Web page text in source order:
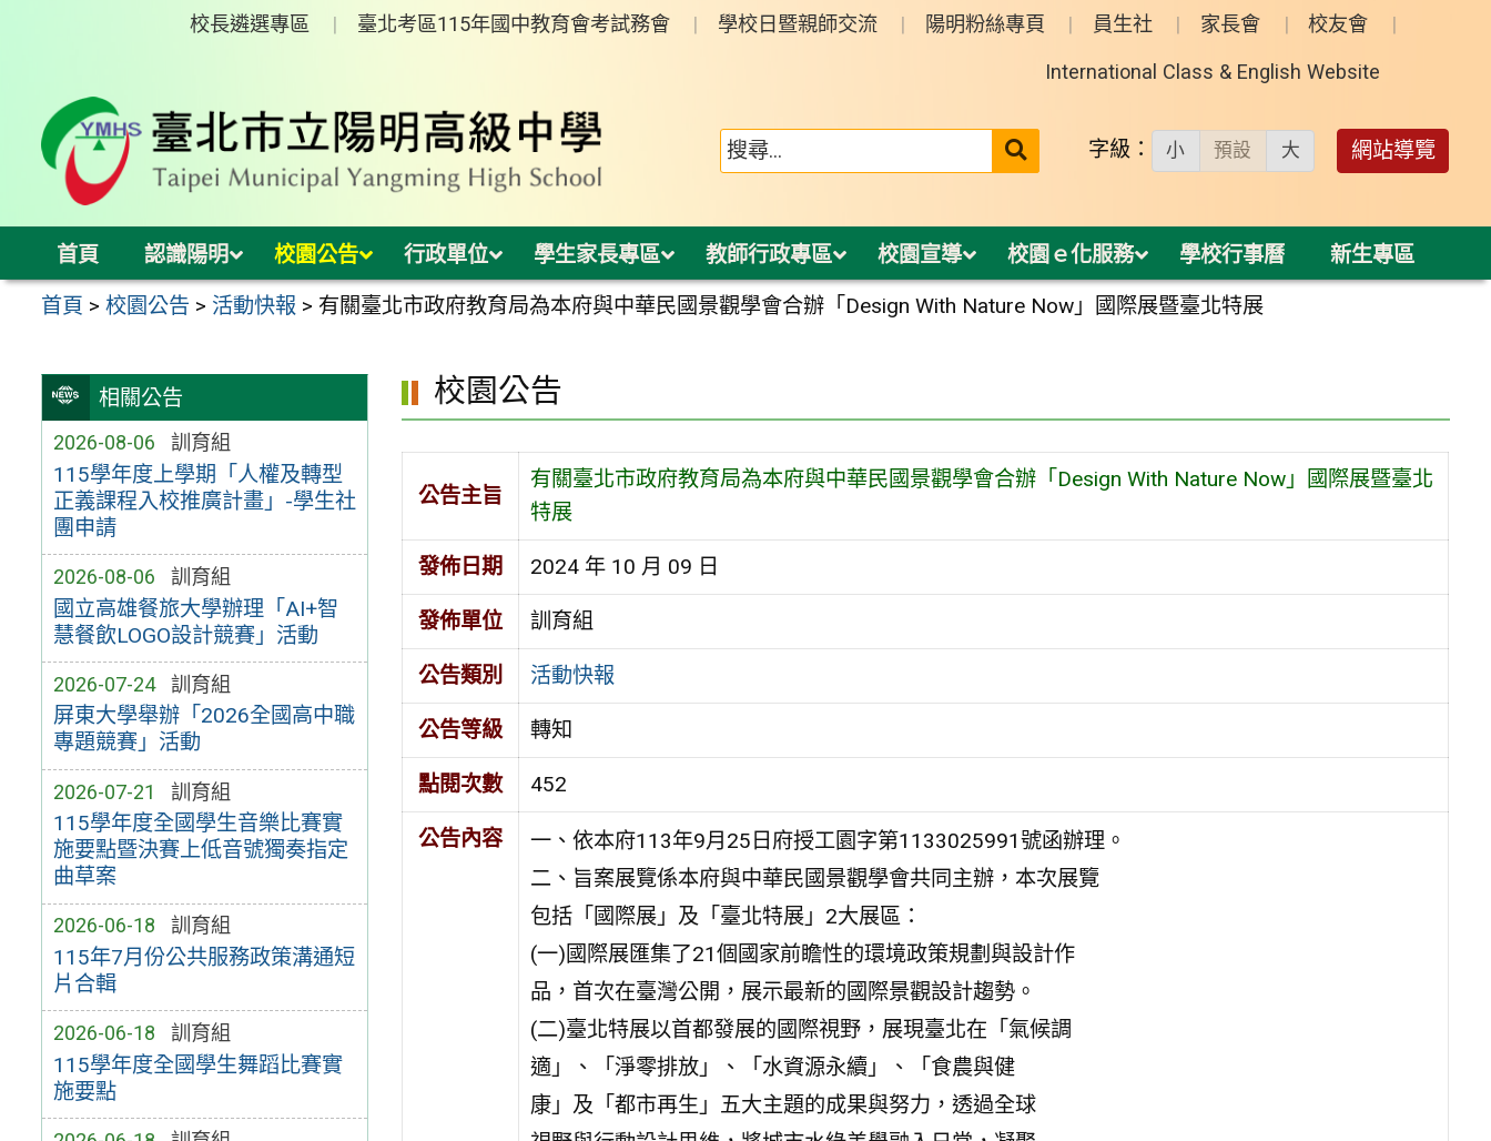
校長遴選專區 臺北考區115年國中教育會考試務會 學校日暨親師交流 陽明粉絲專頁 員生社 家長會 校友會
International Class & English Website
送出 字級： 小 預設 大 網站導覽
首頁 認識陽明 校園公告 行政單位 學生家長專區 教師行政專區 校園宣導 校園ｅ化服務 學校行事曆 新生專區
首頁 >校園公告 > 活動快報 > 有關臺北市政府教育局為本府與中華民國景觀學會合辦「Design With Nature Now」國際展暨臺北特展
相關公告
2026-08-06 訓育組
115學年度上學期「人權及轉型
正義課程入校推廣計畫」-學生社
團申請
2026-08-06 訓育組
國立高雄餐旅大學辦理「AI+智
慧餐飲LOGO設計競賽」活動
2026-07-24 訓育組
屏東大學舉辦「2026全國高中職
專題競賽」活動
2026-07-21 訓育組
115學年度全國學生音樂比賽實
施要點暨決賽上低音號獨奏指定
曲草案
2026-06-18 訓育組
115年7月份公共服務政策溝通短
片合輯
2026-06-18 訓育組
115學年度全國學生舞蹈比賽實
施要點
校園公告
公告主旨
有關臺北市政府教育局為本府與中華民國景觀學會合辦「Design With Nature Now」國際展暨臺北
特展
發佈日期 2024 年 10 月 09 日
發佈單位 訓育組
公告類別 活動快報
公告等級 轉知
點閱次數 452
公告內容
一、依本府113年9月25日府授工園字第1133025991號函辦理。
二、旨案展覽係本府與中華民國景觀學會共同主辦，本次展覽
包括「國際展」及「臺北特展」2大展區：
(一)國際展匯集了21個國家前瞻性的環境政策規劃與設計作
品，首次在臺灣公開，展示最新的國際景觀設計趨勢。
(二)臺北特展以首都發展的國際視野，展現臺北在「氣候調
適」、「淨零排放」、「水資源永續」、「食農與健
康」及「都市再生」五大主題的成果與努力，透過全球